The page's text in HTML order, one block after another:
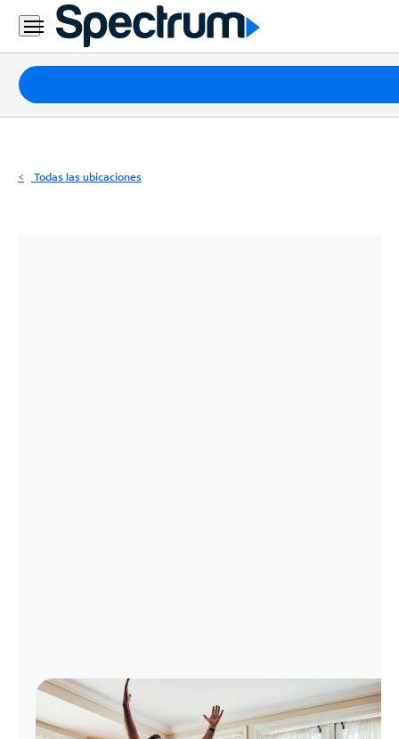
Residencial
Business
Paquetes
Internet
Todas las ubicaciones